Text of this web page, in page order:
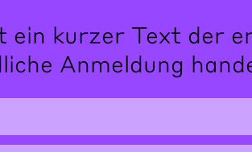
ein kurzer Text der
Anmeldung